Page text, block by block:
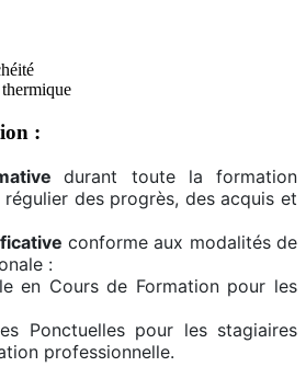
:
durant toute la formation
des progrès, des acquis et
conforme aux modalités de
:
en Cours de Formation pour les
Ponctuelles pour les stagiaires
professionnelle.